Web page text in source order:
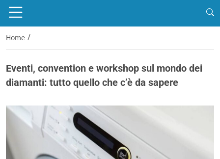
Home /
Eventi, convention e workshop sul mondo dei
diamanti: tutto quello che c’è da sapere